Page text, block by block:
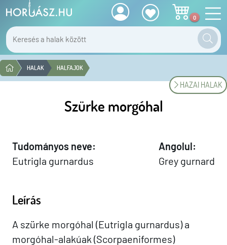
0
HALAK HALFAJOK
HAZAI HALAK
Szürke morgóhal
Tudományos neve:
Eutrigla gurnardus
Angolul:
Grey gurnard
Leírás
A szürke morgóhal (Eutrigla gurnardus) a
morgóhal-alakúak (Scorpaeniformes)